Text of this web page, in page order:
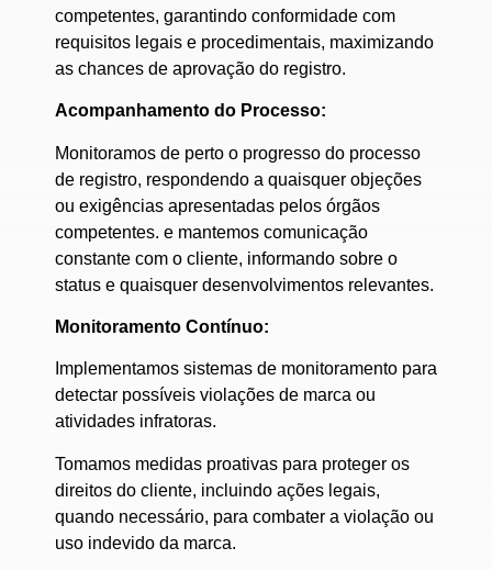
competentes, garantindo conformidade com
requisitos legais e procedimentais, maximizando
as chances de aprovação do registro.
Acompanhamento do Processo:
Monitoramos de perto o progresso do processo
de registro, respondendo a quaisquer objeções
ou exigências apresentadas pelos órgãos
competentes. e mantemos comunicação
constante com o cliente, informando sobre o
status e quaisquer desenvolvimentos relevantes.
Monitoramento Contínuo:
Implementamos sistemas de monitoramento para
detectar possíveis violações de marca ou
atividades infratoras.
Tomamos medidas proativas para proteger os
direitos do cliente, incluindo ações legais,
quando necessário, para combater a violação ou
uso indevido da marca.